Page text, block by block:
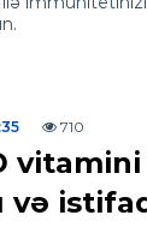
710
vitamini
və